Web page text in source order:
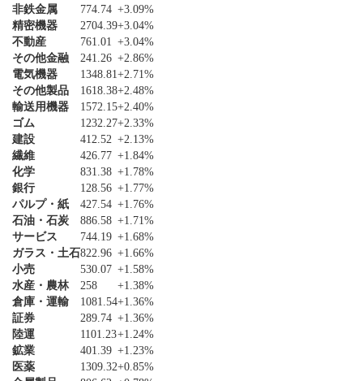
非鉄金属
774.74 +3.09%
精密機器
2704.39+3.04%
不動産
761.01 +3.04%
その他金融
241.26 +2.86%
電気機器
1348.81+2.71%
その他製品
1618.38+2.48%
輸送用機器
1572.15+2.40%
ゴム
1232.27+2.33%
建設
412.52 +2.13%
繊維
426.77 +1.84%
化学
831.38 +1.78%
銀行
128.56 +1.77%
パルプ・紙
427.54 +1.76%
石油・石炭
886.58 +1.71%
サービス
744.19 +1.68%
ガラス・土石822.96 +1.66%
小売
530.07 +1.58%
水産・農林
258
+1.38%
倉庫・運輸
1081.54+1.36%
証券
289.74 +1.36%
陸運
1101.23+1.24%
鉱業
401.39 +1.23%
医薬
1309.32+0.85%